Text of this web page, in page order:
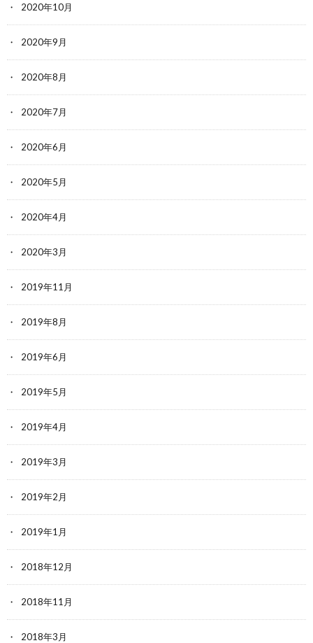
2020年10月
2020年9月
2020年8月
2020年7月
2020年6月
2020年5月
2020年4月
2020年3月
2019年11月
2019年8月
2019年6月
2019年5月
2019年4月
2019年3月
2019年2月
2019年1月
2018年12月
2018年11月
2018年3月